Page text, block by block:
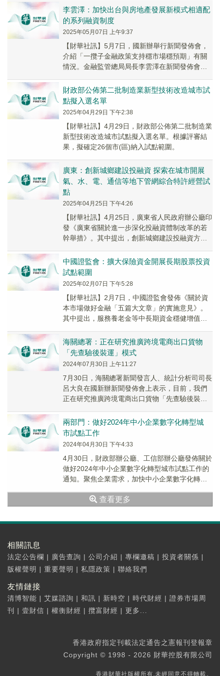
措》...
李雲澤：加快出台與房地產發展新模式相適配
的系列融資制度
2025年05月07日 上午9:37
【財華社訊】5月7日，國新辦舉行新聞發佈會，
介紹「一攬子金融政策支持穩市場穩預期」有關
情況。金融監管總局局長李雲澤在新聞發佈會上
與房地產...
財政部公佈第二批制造業新型技術改造城市試
點擬入選名單
2025年04月29日 下午2:38
【財華社訊】4月29日，財政部公佈第二批制造業
新型技術改造城市試點擬入選名單。根據評審結
果，擬確定26個市(區)納入試點範圍。
廣東：創新城鄉建設投融資 探索在城市開展
氣、水、電、通信等地下管網綜合特許經營試
點
2025年04月25日 下午4:26
【財華社訊】4月25日，廣東省人民政府辦公廳印
發《廣東省關於進一步深化投融資體制改革的若
幹舉措》。其中提出，創新城鄉建設投融資方式
金融機...
中國證監會：擴大保險資金開展長期股票投資
試點範圍
2025年02月07日 下午5:28
【財華社訊】2月7日，中國證監會發佈《關於資
本市場做好金融「五篇大文章」的實施意見》。
其中提出，服務養老金等中長期資金穩健增值目
見》及實...
海關總署：正在研究推廣跨境電商出口貨物
「先查驗後裝運」模式
2024年07月30日 上午11:27
7月30日，海關總署新聞發言人、統計分析司司長
呂大良在國新辦新聞發佈會上表示，目前，我們
正在研究推廣跨境電商出口貨物「先查驗後裝
貨試點範...
兩部門：做好2024年中小企業數字化轉型城
市試點工作
2024年04月30日 下午4:33
4月30日，財政部辦公廳、工信部辦公廳發佈關於
做好2024年中小企業數字化轉型城市試點工作的
通知。聚焦企業需求，加快中小企業數字化轉
查看更多
相關訊息
法定公告欄 | 廣告查詢 | 公司介紹 | 專欄邀稿 | 投資者關係 |
版權聲明 | 重要聲明 | 私隱政策 | 聯絡我們
友情鏈接
清博智能 | 艾媒諮詢 | 和訊 | 新時空 | 時代財經 | 證券市場周
刊
| 壹財信 | 權衡財經 | 攬富財經 | 更多...
香港政府指定刊載法定通告之憲報刊登報章
Copyright © 1998 - 2026 財華控股有限公司
香港財華社版權所有,未經同意不得轉載。